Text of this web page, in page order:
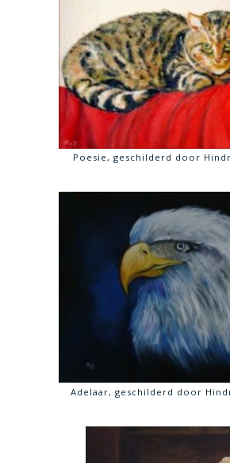
Poesie, geschilderd door
Adelaar, geschilderd door